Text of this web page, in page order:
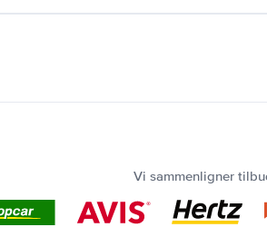
Vi sammenligner